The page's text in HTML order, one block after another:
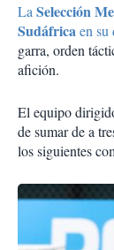
LaSelección
Sudáfricaen su
garra, orden
afición.
El equipo
de sumar de a
los siguientes